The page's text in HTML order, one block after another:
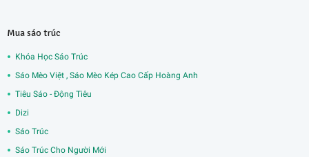
Mua sáo trúc
Khóa Học Sáo Trúc
Sáo Mèo Việt , Sáo Mèo Kép Cao Cấp Hoàng Anh
Tiêu Sáo - Động Tiêu
Dizi
Sáo Trúc
Sáo Trúc Cho Người Mới